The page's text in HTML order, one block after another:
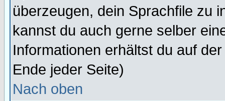
überzeugen, dein Sprachfile zu
kannst du auch gerne selber
Informationen erhältst du auf
Ende jeder Seite)
Nach oben